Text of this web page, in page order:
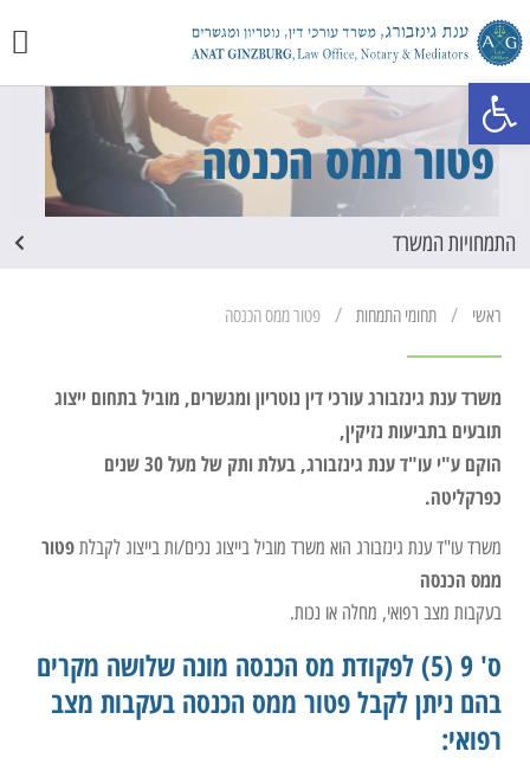
פטור ממס הכנסה
התמחויות המשרד
ראשי / תחומי התמחות / פטור ממס הכנסה
משרד ענת גינזבורג עורכי דין נוטריון ומגשרים, מוביל בתחום ייצוג
תובעים בתביעות נזיקין,
הוקם ע"י עו"ד ענת גינזבורג, בעלת ותק של מעל 30 שנים
כפרקליטה.
משרד עו"ד ענת גינזבורג הוא משרד מוביל בייצוג נכים/ות בייצוג לקבלת פטור
ממס הכנסה
בעקבות מצב רפואי, מחלה או נכות.
ס' 9 (5) לפקודת מס הכנסה מונה שלושה מקרים
בהם ניתן לקבל פטור ממס הכנסה בעקבות מצב
רפואי:
פתח סרגל נגישות